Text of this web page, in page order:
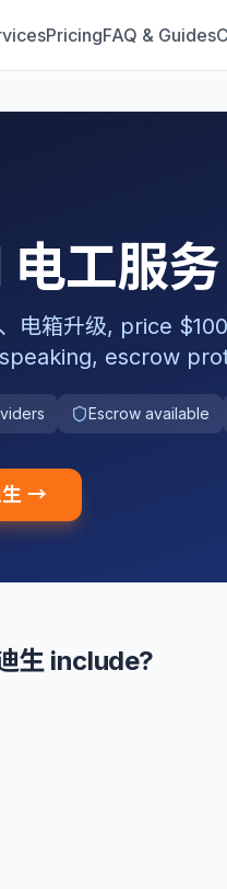
PricingFAQ & Guides
工服
电箱升级, price
escrow
Escrow available
生 →
生 include?